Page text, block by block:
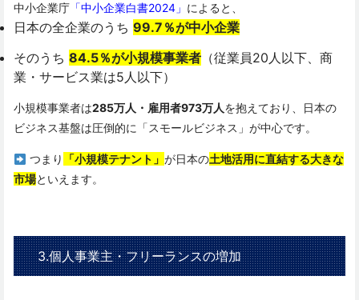
中小企業庁 「中小企業白書2024」 によると、
日本の全企業のうち 99.7％が中小企業
そのうち 84.5％が小規模事業者 （従業員20人以下、商
業・サービス業は5人以下）
小規模事業者は285万人・雇用者973万人を抱えており、日本の
ビジネス基盤は圧倒的に「スモールビジネス」が中心です。
つまり 「小規模テナント」 が日本の土地活用に直結する大きな
市場といえます。
3.個人事業主・フリーランスの増加